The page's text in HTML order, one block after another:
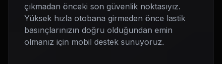
çıkmadan önceki son güvenlik noktasıyız.
Yüksek hızla otobana girmeden önce lastik
basınçlarınızın doğru olduğundan emin
olmanız için mobil destek sunuyoruz.